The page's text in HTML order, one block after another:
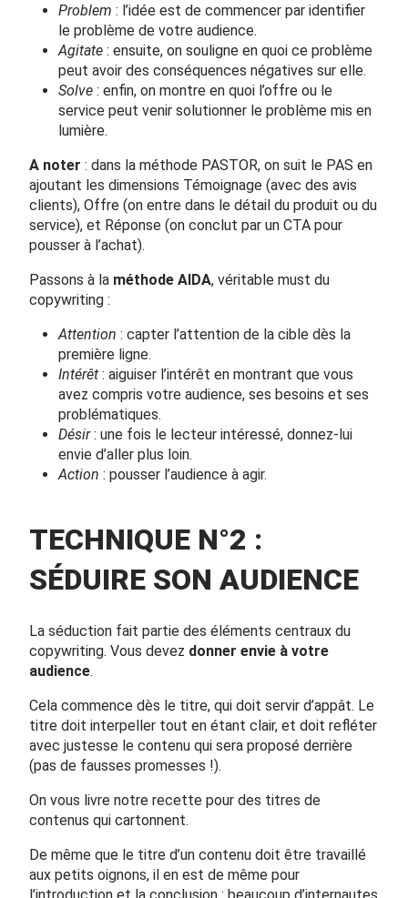
Problem : l’idée est de commencer par identifier
le problème de votre audience.
Agitate : ensuite, on souligne en quoi ce problème
peut avoir des conséquences négatives sur elle.
Solve : enfin, on montre en quoi l’offre ou le
service peut venir solutionner le problème mis en
lumière.
A noter : dans la méthode PASTOR, on suit le PAS en
ajoutant les dimensions Témoignage (avec des avis
clients), Offre (on entre dans le détail du produit ou du
service), et Réponse (on conclut par un CTA pour
pousser à l’achat).
Passons à la méthode AIDA, véritable must du
copywriting :
Attention : capter l’attention de la cible dès la
première ligne.
Intérêt : aiguiser l’intérêt en montrant que vous
avez compris votre audience, ses besoins et ses
problématiques.
Désir: une fois le lecteur intéressé, donnez-lui
envie d’aller plus loin.
Action : pousser l’audience à agir.
TECHNIQUE N°2 :
SÉDUIRE SON AUDIENCE
La séduction fait partie des éléments centraux du
copywriting. Vous devez donner envie à votre
audience.
Cela commence dès le titre, qui doit servir d’appât. Le
titre doit interpeller tout en étant clair, et doit refléter
avec justesse le contenu qui sera proposé derrière
(pas de fausses promesses !).
On vous livre notre recette pour des titres de
contenus qui cartonnent.
De même que le titre d’un contenu doit être travaillé
aux petits oignons, il en est de même pour